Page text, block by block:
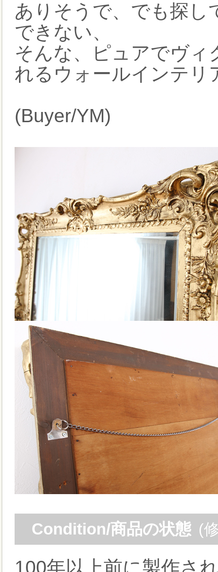
ありそうで、でも探し
できない、
そんな、ピュアでヴィ
れるウォールインテリ
(Buyer/YM)
Condition/商品の状態 (
100年以上前に製作さ